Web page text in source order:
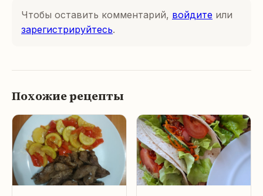
Чтобы оставить комментарий, войдите или
зарегистрируйтесь.
Похожие рецепты